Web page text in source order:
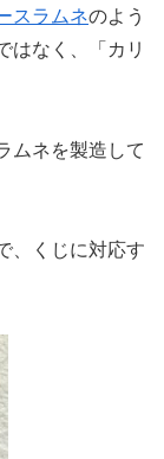
スラムネのよう
はなく、「カリ
ムネを製造して
、くじに対応す